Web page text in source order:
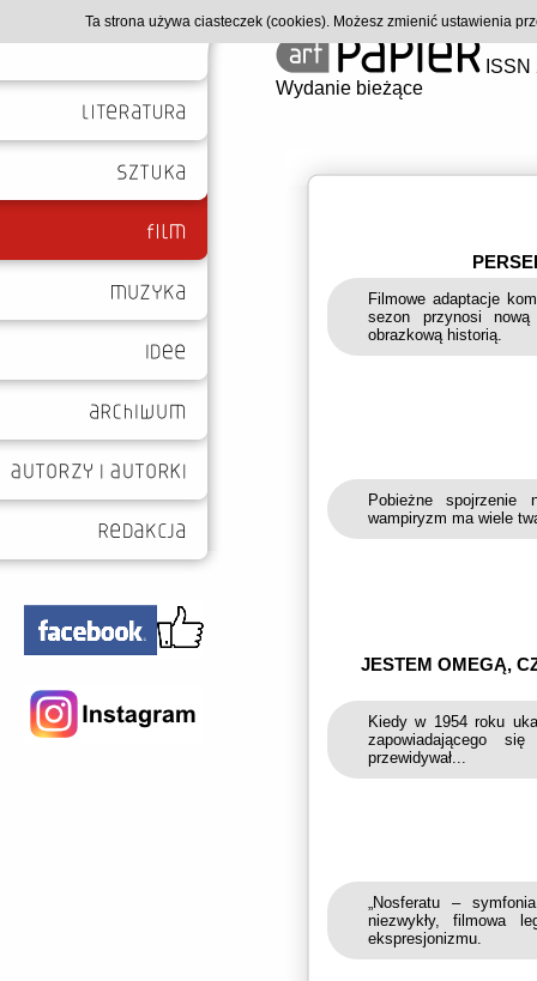
Wydanie bieżące
Filmowe adaptacje
sezon przynosi nową
obrazkową historią.
Pobieżne
wampiryzm ma wiele
JESTEM OMEGĄ,
Kiedy w 1954 roku
zapowiadającego
przewidywał...
„Nosferatu –
niezwykły, filmowa
ekspresjonizmu.
Ta strona używa ciasteczek (cookies). Możesz zmienić ustawienia